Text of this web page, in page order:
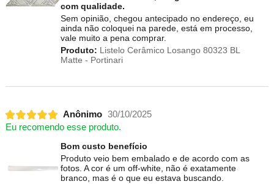
com qualidade.
Sem opinião, chegou antecipado no endereço, eu
ainda não coloquei na parede, está em processo,
vale muito a pena comprar.
Produto: Listelo Cerâmico Losango 80323 BL
Matte - Portinari
Anônimo 30/10/2025
Eu recomendo esse produto.
Bom custo benefício
Produto veio bem embalado e de acordo com as
fotos. A cor é um off-white, não é exatamente
branco, mas é o que eu estava buscando.